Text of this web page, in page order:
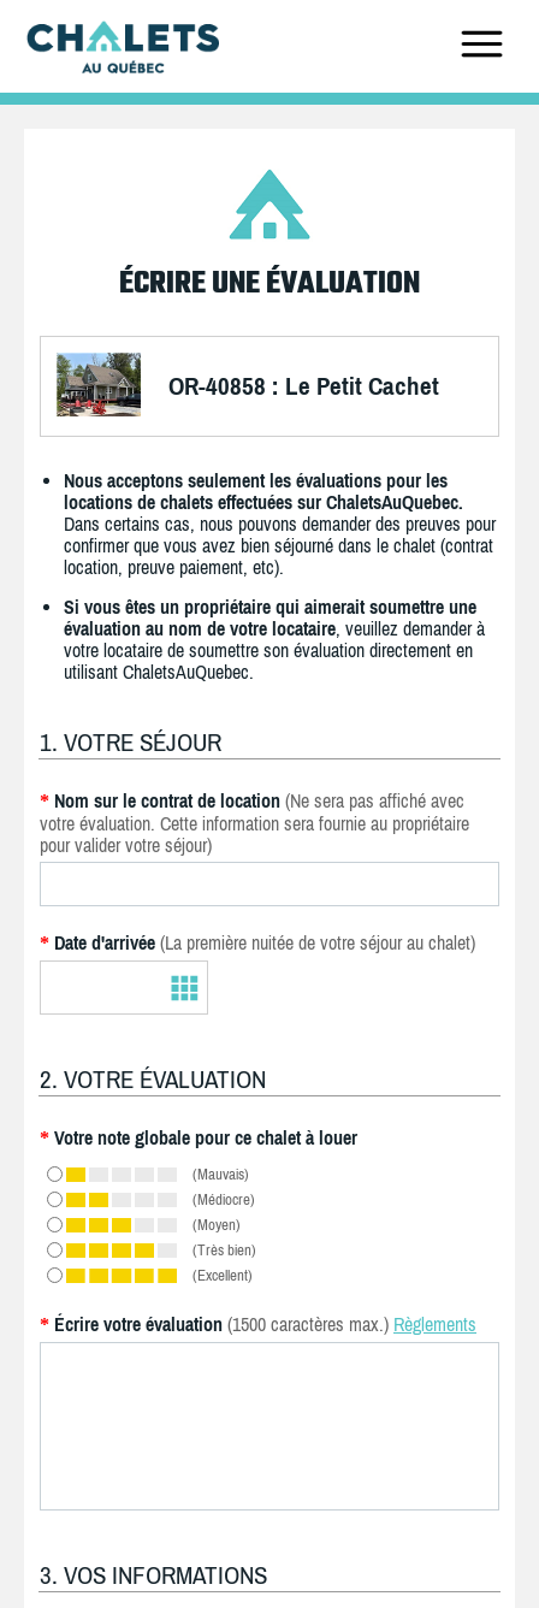
ÉCRIRE UNE ÉVALUATION
OR-40858 : Le Petit Cachet
Nous acceptons seulement les évaluations pour les
locations de chalets effectuées sur ChaletsAuQuebec.
Dans certains cas, nous pouvons demander des preuves pour
confirmer que vous avez bien séjourné dans le chalet (contrat
location, preuve paiement, etc).
Si vous êtes un propriétaire qui aimerait soumettre une
évaluation au nom de votre locataire, veuillez demander à
votre locataire de soumettre son évaluation directement en
utilisant ChaletsAuQuebec.
1. VOTRE SÉJOUR
* Nom sur le contrat de location (Ne sera pas affiché avec
votre évaluation. Cette information sera fournie au propriétaire
pour valider votre séjour)
* Date d'arrivée (La première nuitée de votre séjour au chalet)
2. VOTRE ÉVALUATION
* Votre note globale pour ce chalet à louer
(Mauvais)
(Médiocre)
(Moyen)
(Très bien)
(Excellent)
* Écrire votre évaluation (1500 caractères max.) Règlements
3. VOS INFORMATIONS